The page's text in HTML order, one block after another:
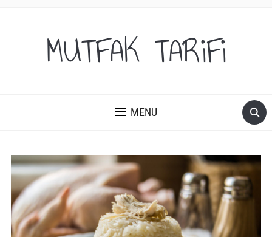
MUTFAK TARiFi
MENU